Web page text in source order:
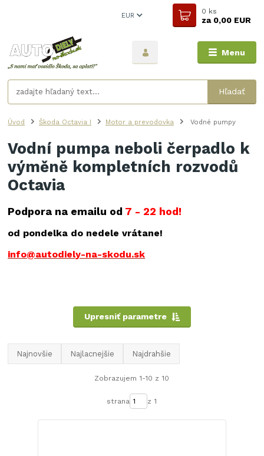
Menu
EUR
Hľadať
0 ks
za0,00 EUR
Úvod Škoda Octavia I Motor a prevodovka Vodné pumpy
Vodní pumpa neboli čerpadlo k
výměně kompletních rozvodů
Octavia
Podpora na emailu od 7 - 22 hod!
od pondelka do nedele vrátane!
info@autodiely-na-skodu.sk
Upresniť parametre
Najnovšie Najlacnejšie Najdrahšie
Zobrazujem 1-10 z 10
strana z 1